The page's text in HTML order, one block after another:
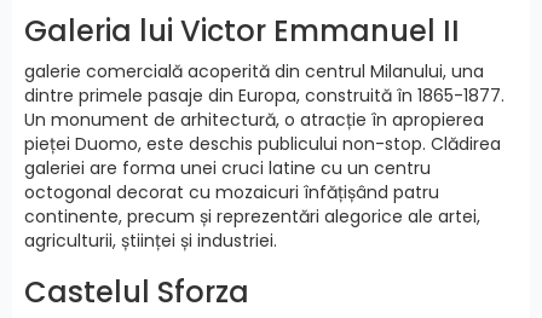
Galeria lui Victor Emmanuel II
galerie comercială acoperită din centrul Milanului, una
dintre primele pasaje din Europa, construită în 1865-1877.
Un monument de arhitectură, o atracție în apropierea
pieței Duomo, este deschis publicului non-stop. Clădirea
galeriei are forma unei cruci latine cu un centru
octogonal decorat cu mozaicuri înfățișând patru
continente, precum și reprezentări alegorice ale artei,
agriculturii, științei și industriei.
Castelul Sforza